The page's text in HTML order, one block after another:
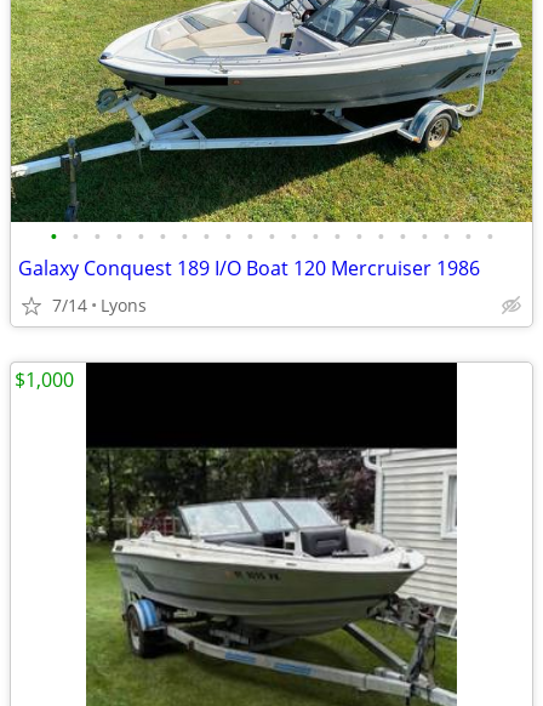
• • • • • • • • • • • • • • • • • • • • •
Galaxy Conquest 189 I/O Boat 120 Mercruiser 1986
7/14 Lyons
$1,000